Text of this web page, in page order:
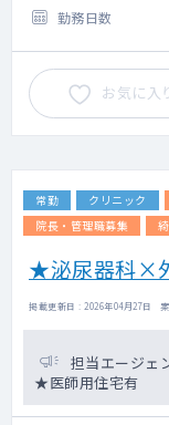
勤務日数
お気に入
常勤 クリニック
院長・管理職募集
★泌尿器科×
掲載更新日 : 2026年04月27日
担当エージェ
★医師用住宅有